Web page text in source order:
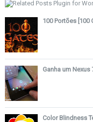
100 Portões [100
Ganha um
Color Blindness